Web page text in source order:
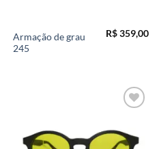
Armação de grau
245
R$359,00